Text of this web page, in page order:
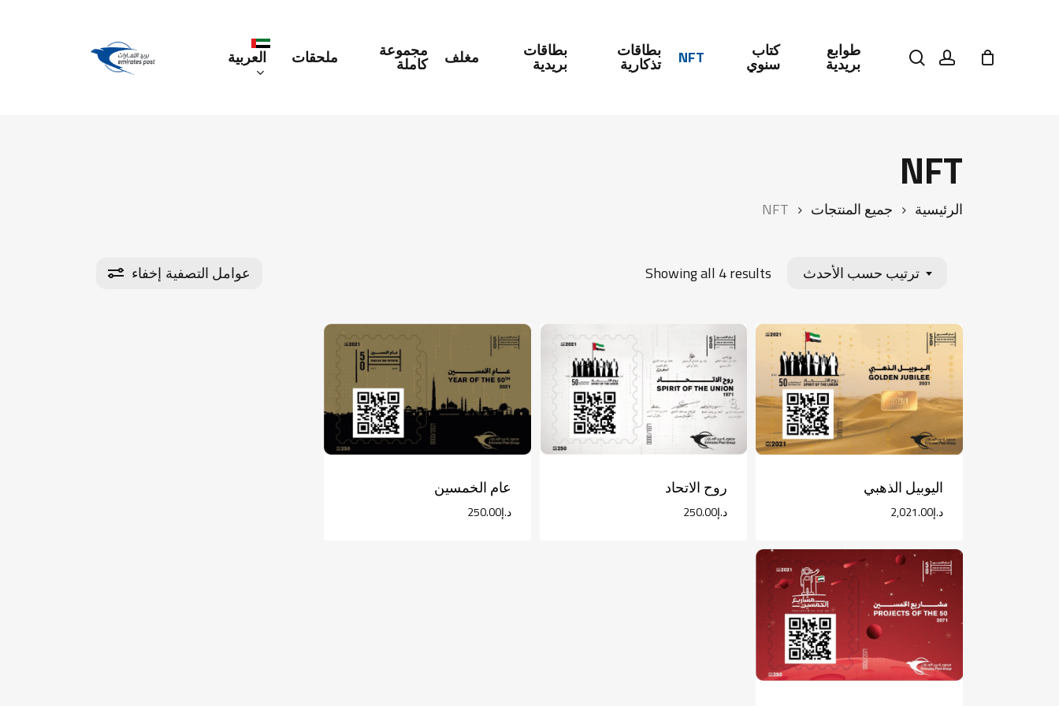
طوابع
بريدية
كتاب
سنوي NFT بطاقات
تذكارية
بطاقات
بريدية مغلف مجموعة
كاملة ملحقات العربية searchaccount
NFT
الرئيسية جميع المنتجات NFT
إخفاء عوامل التصفية Showing all 4 results
Sorted
latest
ترتيب حسب الأحدث
اليوبيل الذهبي
د.إ2,021.00
روح الاتحاد
د.إ250.00
عام الخمسين
د.إ250.00